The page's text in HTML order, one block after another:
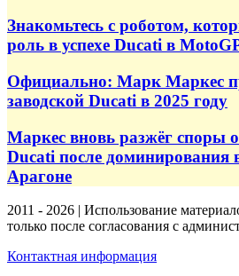
Знакомьтесь с роботом,
роль в успехе Ducati в
Официально: Марк Маркес
заводской Ducati в 2025 году
Маркес вновь разжёг споры
Ducati после доминирования
Арагоне
2011 - 2026 | Использование
только после согласования с
Контактная информация